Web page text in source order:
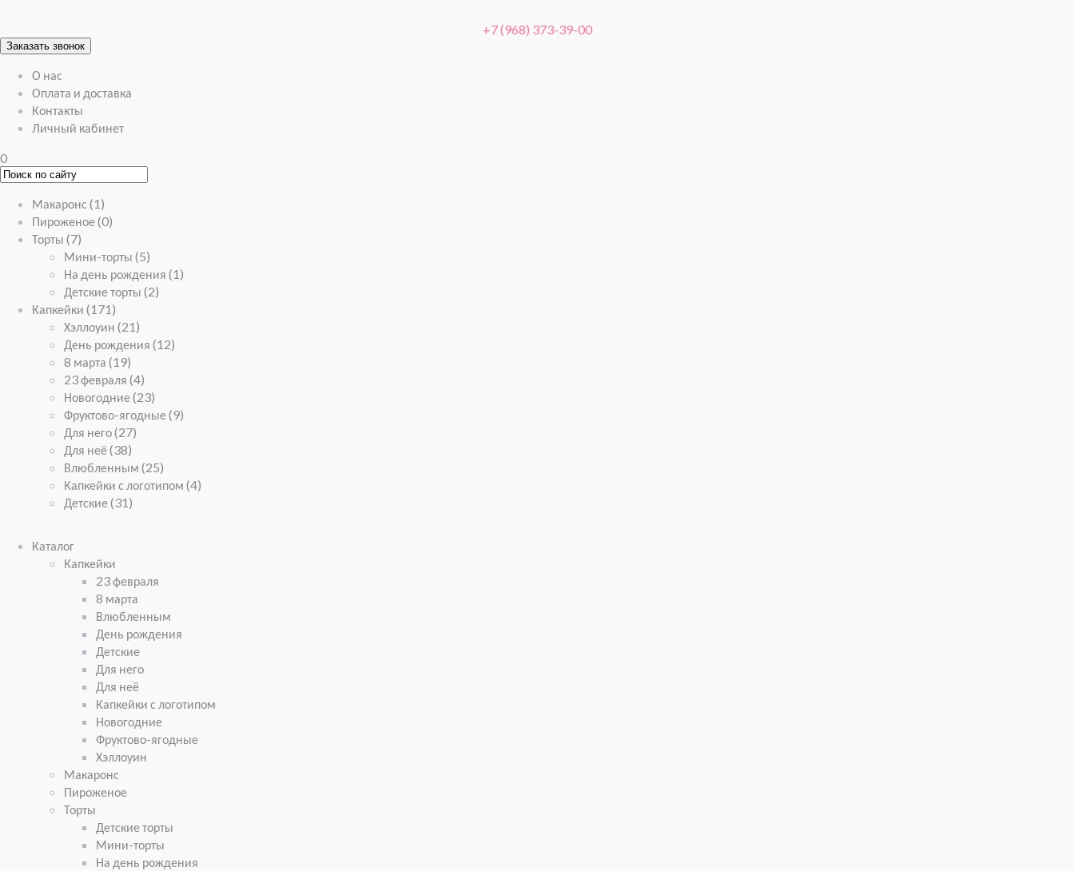
+7 (968) 373-39-00
Заказать звонок
О нас
Оплата и доставка
Контакты
Личный кабинет
0
Макаронс(1)
Пироженое(0)
Торты (7)
Мини-торты (5)
На день рождения (1)
Детские торты (2)
Капкейки (171)
Хэллоуин (21)
День рождения (12)
8 марта (19)
23 февраля (4)
Новогодние(23)
Фруктово-ягодные(9)
Для него(27)
Для неё(38)
Влюбленным (25)
Капкейки с логотипом (4)
Детские(31)
Каталог
Капкейки
23 февраля
8 марта
Влюбленным
День рождения
Детские
Для него
Для неё
Капкейки с логотипом
Новогодние
Фруктово-ягодные
Хэллоуин
Макаронс
Пироженое
Торты
Детские торты
Мини-торты
На день рождения